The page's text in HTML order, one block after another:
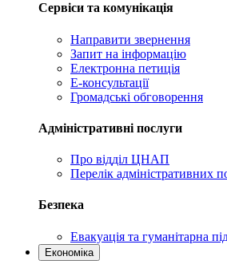
Сервіси та комунікація
Направити звернення
Запит на інформацію
Електронна петиція
Е-консультації
Громадські обговорення
Адміністративні послуги
Про відділ ЦНАП
Перелік адміністративних
Безпека
Евакуація та гуманітарна
Економіка